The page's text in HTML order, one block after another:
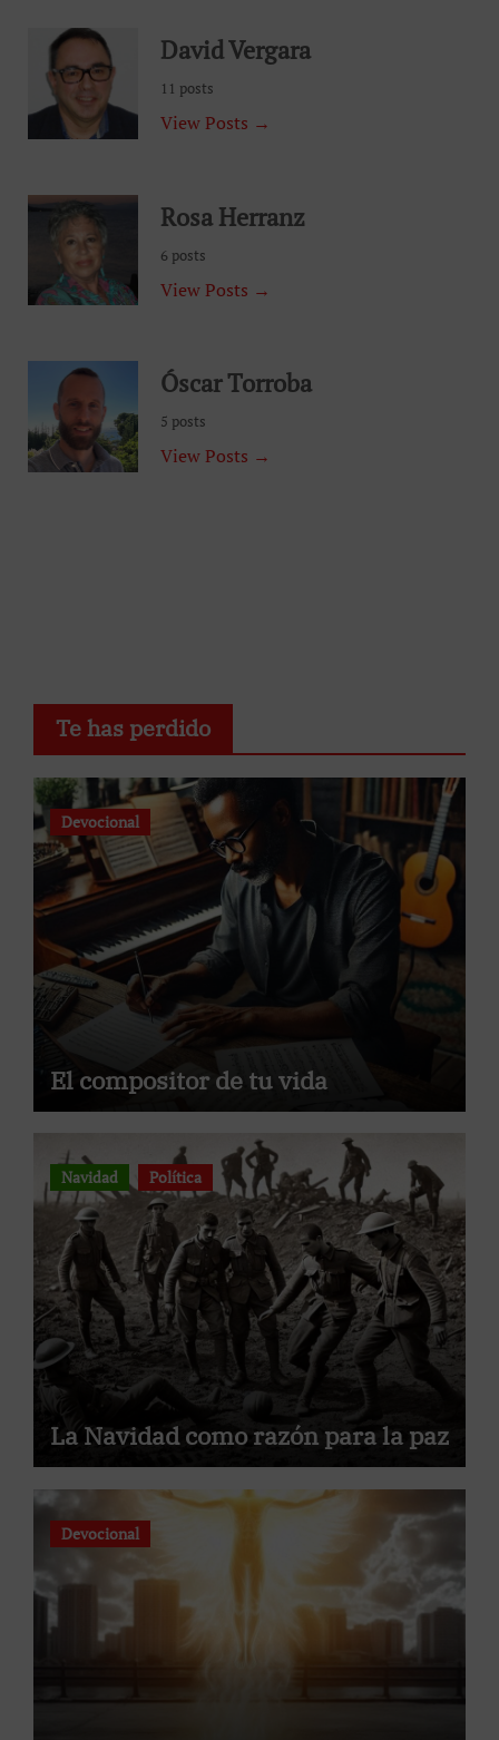
David Vergara
11 posts
View Posts →
Rosa Herranz
6 posts
View Posts →
Óscar Torroba
5 posts
View Posts →
Te has perdido
Devocional
El compositor de tu vida
Navidad Política
La Navidad como razón para la paz
Devocional